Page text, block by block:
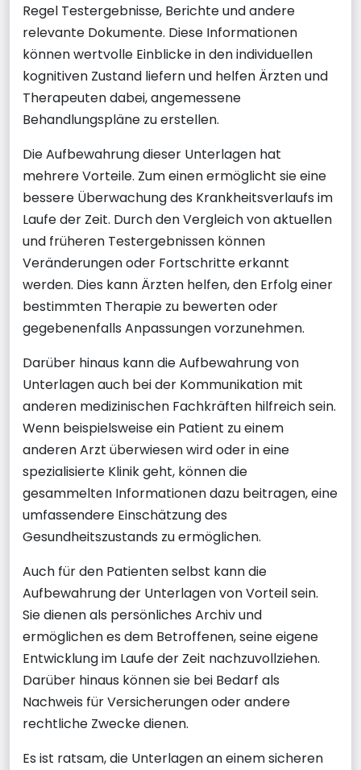
Regel Testergebnisse, Berichte und andere
relevante Dokumente. Diese Informationen
können wertvolle Einblicke in den individuellen
kognitiven Zustand liefern und helfen Ärzten und
Therapeuten dabei, angemessene
Behandlungspläne zu erstellen.
Die Aufbewahrung dieser Unterlagen hat
mehrere Vorteile. Zum einen ermöglicht sie eine
bessere Überwachung des Krankheitsverlaufs im
Laufe der Zeit. Durch den Vergleich von aktuellen
und früheren Testergebnissen können
Veränderungen oder Fortschritte erkannt
werden. Dies kann Ärzten helfen, den Erfolg einer
bestimmten Therapie zu bewerten oder
gegebenenfalls Anpassungen vorzunehmen.
Darüber hinaus kann die Aufbewahrung von
Unterlagen auch bei der Kommunikation mit
anderen medizinischen Fachkräften hilfreich sein.
Wenn beispielsweise ein Patient zu einem
anderen Arzt überwiesen wird oder in eine
spezialisierte Klinik geht, können die
gesammelten Informationen dazu beitragen, eine
umfassendere Einschätzung des
Gesundheitszustands zu ermöglichen.
Auch für den Patienten selbst kann die
Aufbewahrung der Unterlagen von Vorteil sein.
Sie dienen als persönliches Archiv und
ermöglichen es dem Betroffenen, seine eigene
Entwicklung im Laufe der Zeit nachzuvollziehen.
Darüber hinaus können sie bei Bedarf als
Nachweis für Versicherungen oder andere
rechtliche Zwecke dienen.
Es ist ratsam, die Unterlagen an einem sicheren